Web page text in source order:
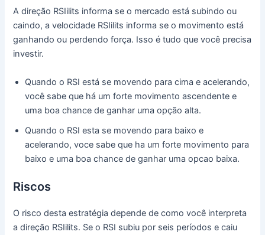
A direção RSIilits informa se o mercado está subindo ou
caindo, a velocidade RSIilits informa se o movimento está
ganhando ou perdendo força. Isso é tudo que você precisa
investir.
Quando o RSI está se movendo para cima e acelerando,
você sabe que há um forte movimento ascendente e
uma boa chance de ganhar uma opção alta.
Quando o RSI esta se movendo para baixo e
acelerando, voce sabe que ha um forte movimento para
baixo e uma boa chance de ganhar uma opcao baixa.
Riscos
O risco desta estratégia depende de como você interpreta
a direção RSIilits. Se o RSI subiu por seis períodos e caiu